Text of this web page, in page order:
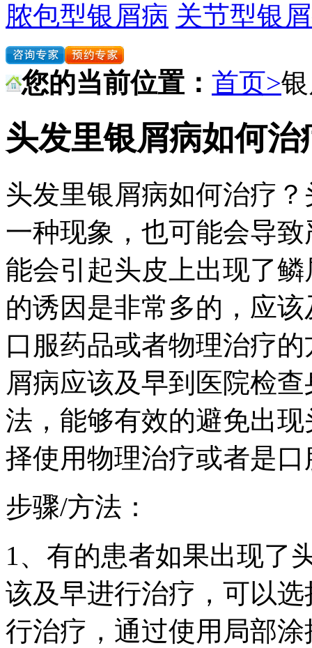
脓包型银屑病 关节型银
您的当前位置： 首页>
头发里银屑病如何治
头发里银屑病如何治疗
一种现象，也可能会导
能会引起头皮上出现了
的诱因是非常多的，应
口服药品或者物理治疗
屑病应该及早到医院检
法，能够有效的避免出
择使用物理治疗或者是
步骤/方法：
1、有的患者如果出现了
该及早进行治疗，可以
行治疗，通过使用局部